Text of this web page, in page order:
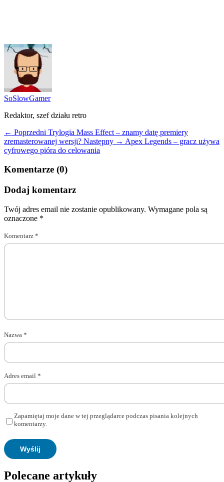
SoSlowGamer
Redaktor, szef działu retro
← Poprzedni Trylogia Mass Effect – znamy datę premiery
zremasterowanej wersji? Następny → Apex Legends – gracz używa
cyfrowego pióra do celowania
Komentarze (0)
Dodaj komentarz
Twój adres email nie zostanie opublikowany. Wymagane pola są
oznaczone *
Komentarz *
Nazwa *
Adres email *
Zapamiętaj moje dane w tej przeglądarce podczas pisania kolejnych
komentarzy.
Polecane artykuły